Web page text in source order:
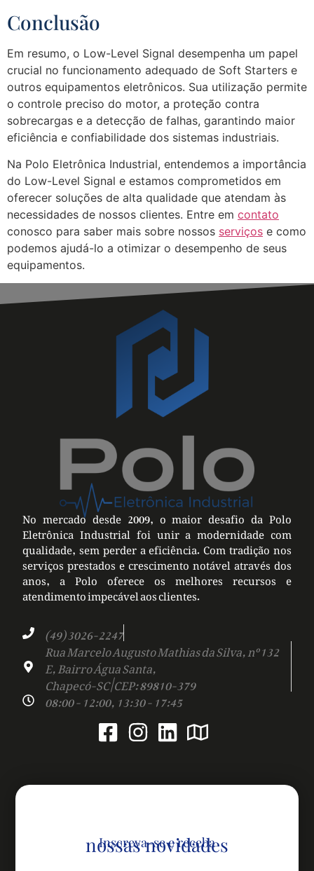
Conclusão
Em resumo, o Low-Level Signal desempenha um papel
crucial no funcionamento adequado de Soft Starters e
outros equipamentos eletrônicos. Sua utilização permite
o controle preciso do motor, a proteção contra
sobrecargas e a detecção de falhas, garantindo maior
eficiência e confiabilidade dos sistemas industriais.
Na Polo Eletrônica Industrial, entendemos a importância
do Low-Level Signal e estamos comprometidos em
oferecer soluções de alta qualidade que atendam às
necessidades de nossos clientes. Entre em contato
conosco para saber mais sobre nossos serviços e como
podemos ajudá-lo a otimizar o desempenho de seus
equipamentos.
No mercado desde 2009, o maior desafio da Polo
Eletrônica Industrial foi unir a modernidade com
qualidade, sem perder a eficiência. Com tradição nos
serviços prestados e crescimento notável através dos
anos, a Polo oferece os melhores recursos e
atendimento impecável aos clientes.
(49) 3026-2247
Rua Marcelo Augusto Mathias da Silva, nº 132
E, Bairro Água Santa,
Chapecó-SC | CEP: 89810-379
08:00 - 12:00, 13:30 - 17:45
Inscreva-se e receba
nossas novidades